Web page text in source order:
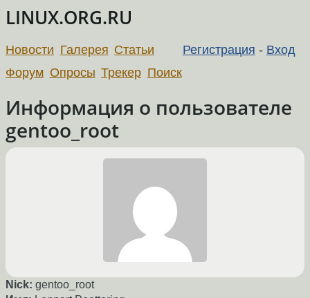
LINUX.ORG.RU
Регистрация - Вход
Новости Галерея Статьи
Форум Опросы Трекер Поиск
Информация о пользователе
gentoo_root
Nick: gentoo_root